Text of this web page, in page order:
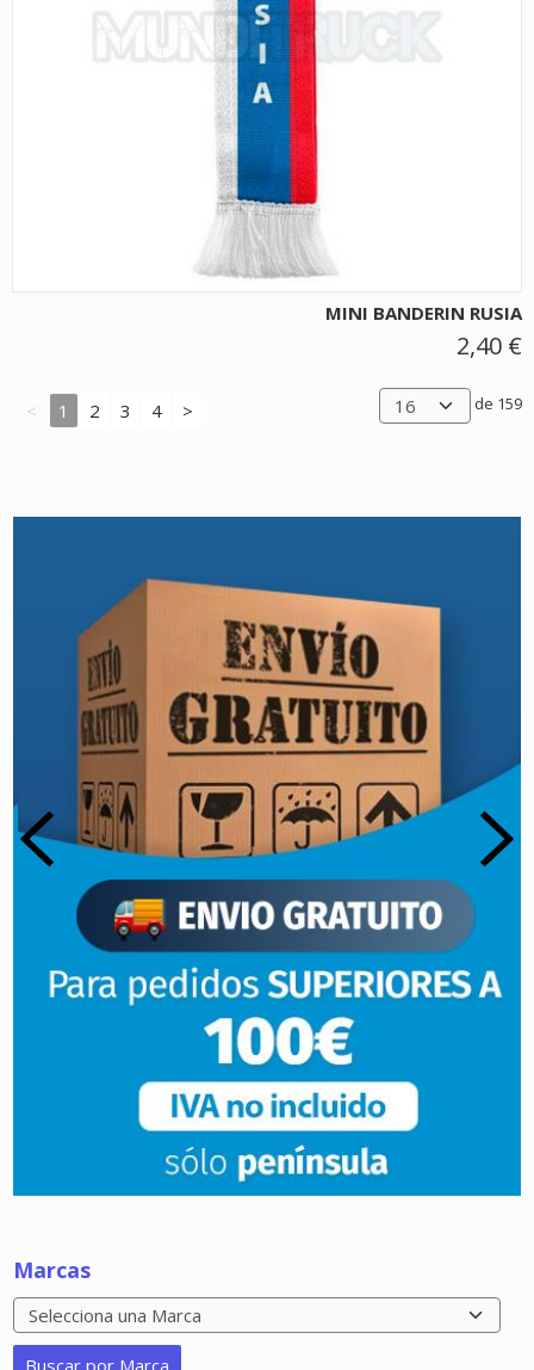
Marcas
MINI BANDERIN RUSIA
2,40 €
< 1 2 3 4 > de 159